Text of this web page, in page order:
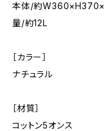
本体/約
量/約12L
［カラー］
ナチュラル
［材質］
コットン5オンス